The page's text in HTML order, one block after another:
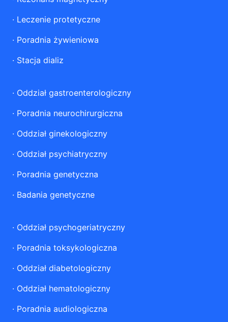
· Leczenie protetyczne
· Poradnia żywieniowa
· Stacja dializ
· Oddział gastroenterologiczny
· Poradnia neurochirurgiczna
· Oddział ginekologiczny
· Oddział psychiatryczny
· Poradnia genetyczna
· Badania genetyczne
· Oddział psychogeriatryczny
· Poradnia toksykologiczna
· Oddział diabetologiczny
· Oddział hematologiczny
· Poradnia audiologiczna